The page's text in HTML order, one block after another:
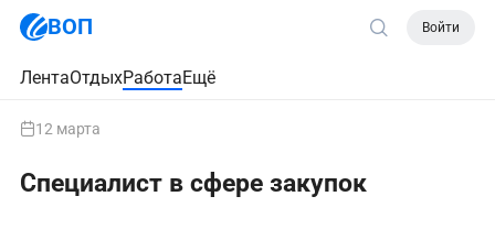
ВОП Войти
ЛентаОтдыхРаботаЕщё
12 марта
Специалист в сфере закупок